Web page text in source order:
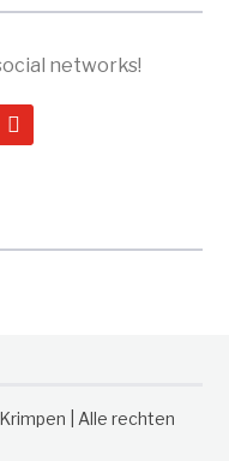
networks!
youtube
| Alle rechten